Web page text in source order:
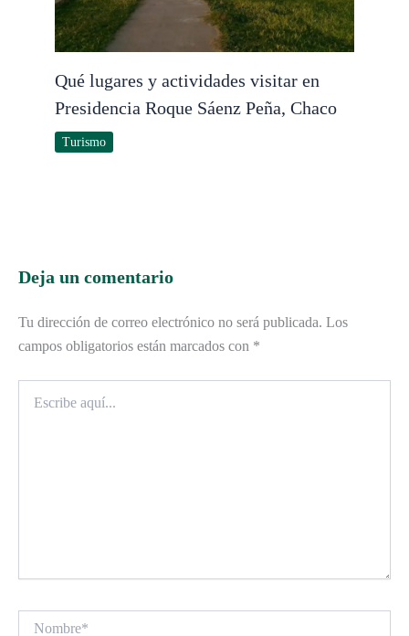
Qué lugares y actividades visitar en
Presidencia Roque Sáenz Peña, Chaco
Turismo
Deja un comentario
Tu dirección de correo electrónico no será publicada. Los
campos obligatorios están marcados con *
aquí...